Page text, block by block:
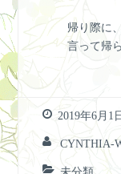
帰り際に
言って帰
2019年6月1
CYNTHIA-
未分類